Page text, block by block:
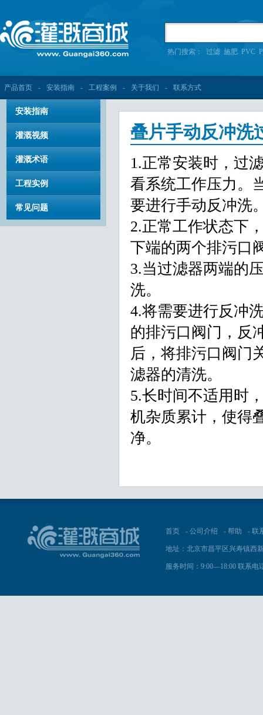
热门搜索： 过滤 施肥 PVC
产品首页 - 安装指南 - 工程案例 - 关于我们 - 联系方式
安装指南
灌溉视频
灌溉术语
工程实例
常见问题
叠片手动反冲洗
1.正常安装时，过
看系统工作压力。
要进行手动反冲洗
2.正常工作状态下
下端的两个排污口
3.当过滤器两端的
洗。
4.将需要进行反冲
的排污口阀门，反
后，将排污口阀门
滤器的清洗。
5.长时间不适用时
机杂质累计，使得
净。
首页 - 公司介绍 - 帮助 - 联
地址：北京市昌平区兴寿镇西
服务时间：9:00—18:00 联系电